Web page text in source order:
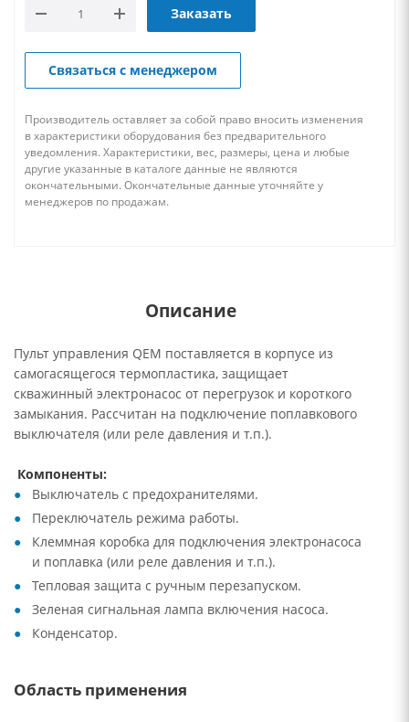
Заказать
Связаться с менеджером
Производитель оставляет за собой право вносить изменения
в характеристики оборудования без предварительного
уведомления. Характеристики, вес, размеры, цена и любые
другие указанные в каталоге данные не являются
окончательными. Окончательные данные уточняйте у
менеджеров по продажам.
Описание
Пульт управления QEM поставляется в корпусе из
самогасящегося термопластика, защищает
скважинный электронасос от перегрузок и короткого
замыкания. Рассчитан на подключение поплавкового
выключателя (или реле давления и т.п.).
Компоненты:
Выключатель с предохранителями.
Переключатель режима работы.
Клеммная коробка для подключения электронасоса
и поплавка (или реле давления и т.п.).
Тепловая защита с ручным перезапуском.
Зеленая сигнальная лампа включения насоса.
Конденсатор.
Область применения